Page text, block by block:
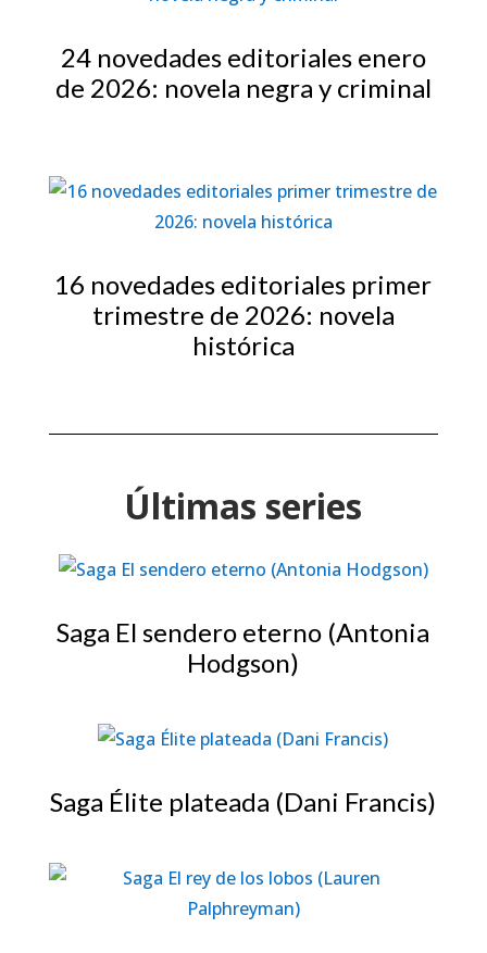
24 novedades editoriales enero
de 2026: novela negra y criminal
16 novedades editoriales primer
trimestre de 2026: novela
histórica
Últimas series
Saga El sendero eterno (Antonia
Hodgson)
Saga Élite plateada (Dani Francis)